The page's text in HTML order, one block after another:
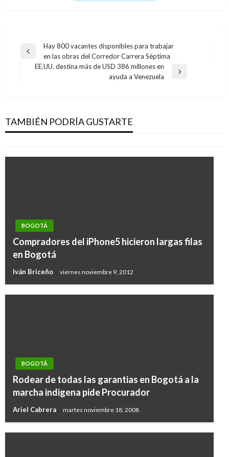
Navegación
Entrada
anterior
Hay 800 vacantes disponibles para trabajar
en las obras del Corredor Carrera Séptima
EE.UU. destina más de USD 386 millones en
ayuda a Venezuela
TAMBIÉN PODRÍA GUSTARTE
personas en Bogotá
Manuel Reyes Beltran viernes septiembre 1, 2017
BOGOTÁ
Compradores del iPhone5 hicieron largas filas
en Bogotá
Iván Briceño viernes noviembre 9, 2012
BOGOTÁ
Rodear de todas las garantias en Bogotá a la
marcha indigena pide Procurador
Ariel Cabrera martes noviembre 18, 2008